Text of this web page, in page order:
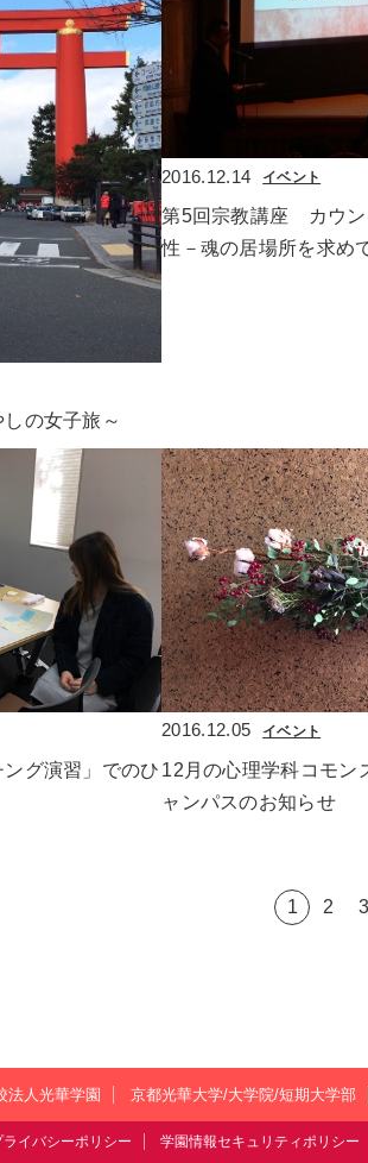
の女子旅～
2016.12.14 イベント
第5回宗教講座　カウ
性－魂の居場所を求め
ング演習」でのひ
2016.12.05 イベント
12月の心理学科コモン
ャンパスのお知らせ
1 2 3
法人光華学園 京都光華大学/大学院/短期大学部
ライバシーポリシー 学園情報セキュリティポリシー